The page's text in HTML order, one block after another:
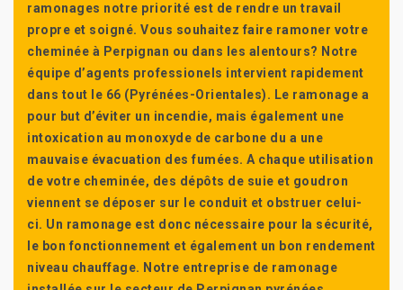
ramonages notre priorité est de rendre un travail
propre et soigné. Vous souhaitez faire ramoner votre
cheminée à Perpignan ou dans les alentours? Notre
équipe d’agents professionels intervient rapidement
dans tout le 66 (Pyrénées-Orientales). Le ramonage a
pour but d’éviter un incendie, mais également une
intoxication au monoxyde de carbone du a une
mauvaise évacuation des fumées. A chaque utilisation
de votre cheminée, des dépôts de suie et goudron
viennent se déposer sur le conduit et obstruer celui-
ci. Un ramonage est donc nécessaire pour la sécurité,
le bon fonctionnement et également un bon rendement
niveau chauffage. Notre entreprise de ramonage